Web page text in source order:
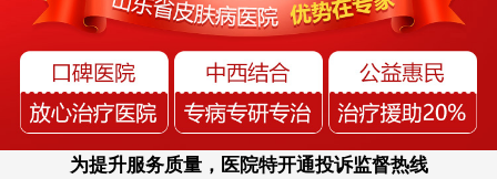
为提升服务质量，医院特开通投诉监督热线